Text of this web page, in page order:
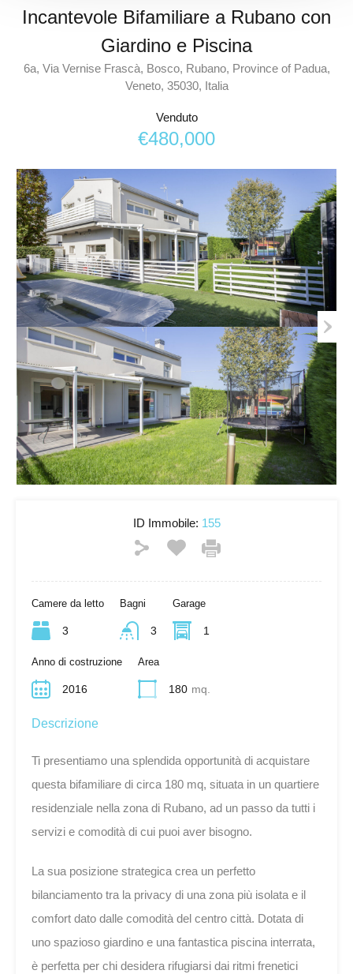
Incantevole Bifamiliare a Rubano con
Giardino e Piscina
6a, Via Vernise Frascà, Bosco, Rubano, Province of Padua,
Veneto, 35030, Italia
Venduto
€480,000
ID Immobile: 155
Camere da letto
3
Bagni
3
Garage
1
Anno di costruzione
2016
Area
180 mq.
Descrizione
Ti presentiamo una splendida opportunità di acquistare
questa bifamiliare di circa 180 mq, situata in un quartiere
residenziale nella zona di Rubano, ad un passo da tutti i
servizi e comodità di cui puoi aver bisogno.
La sua posizione strategica crea un perfetto
bilanciamento tra la privacy di una zona più isolata e il
comfort dato dalle comodità del centro città. Dotata di
uno spazioso giardino e una fantastica piscina interrata,
è perfetta per chi desidera rifugiarsi dai ritmi frenetici